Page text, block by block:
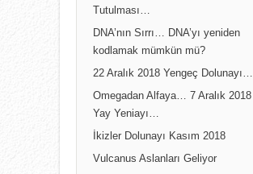
Tutulması…
DNA’nın Sırrı… DNA’yı yeniden
kodlamak mümkün mü?
22 Aralık 2018 Yengeç Dolunayı…
Omegadan Alfaya… 7 Aralık 2018
Yay Yeniayı…
İkizler Dolunayı Kasım 2018
Vulcanus Aslanları Geliyor